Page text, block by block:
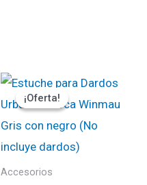
¡Oferta!
¡Oferta!
Accesorios
El
precio
original
₡22000.
El
precio
actual
₡19800.